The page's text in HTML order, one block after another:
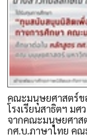
คณะมนุษยศาสตร์ข
โรงเรียนสาธิตฯ ม
จากคณะมนุษยศาส
กศ.บ.ภาษาไทย ค